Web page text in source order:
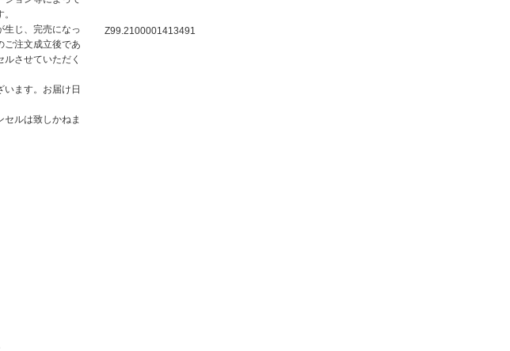
じ、完売になっ
ご注文成立後であ
させていただく
ます。お届け日
ルは致しかねま
Z99.2100001413491